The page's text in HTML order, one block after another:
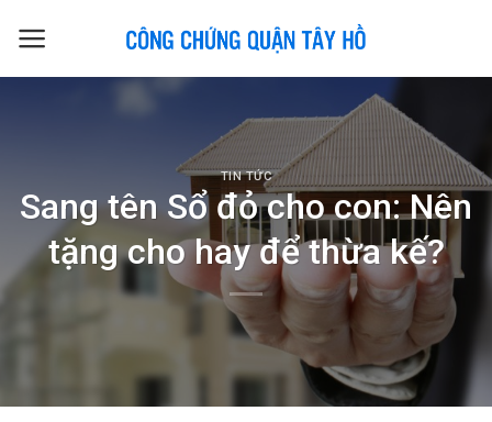
TIN TỨC
Sang tên Sổ đỏ cho con: Nên
tặng cho hay để thừa kế?